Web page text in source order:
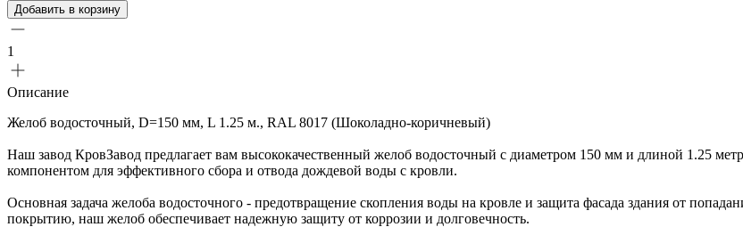
Добавить в корзину
1
Описание
Желоб водосточный, D=150 мм, L 1.25 м., RAL 8017 (Шоколадно-коричневый)
Наш завод КровЗавод предлагает вам высококачественный желоб водосточный с диаметром 150 мм и длиной 1.25
компонентом для эффективного сбора и отвода дождевой воды с кровли.
Основная задача желоба водосточного - предотвращение скопления воды на кровле и защита фасада здания от
покрытию, наш желоб обеспечивает надежную защиту от коррозии и долговечность.